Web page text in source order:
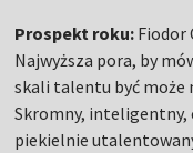
Prospekt roku: Fiodor
Najwyższa pora, by
skali talentu być może
Skromny, inteligentny,
piekielnie